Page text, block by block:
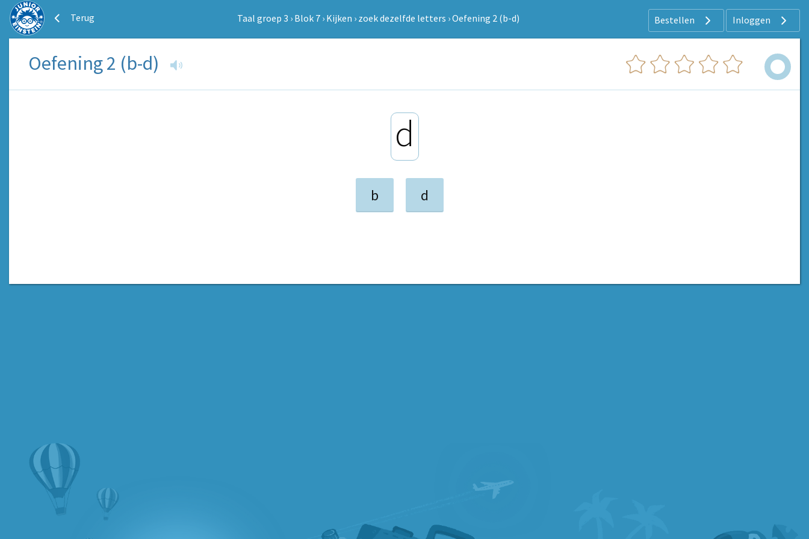
Terug Taal groep 3 › Blok 7 › Kijken › zoek dezelfde letters ›Oefening 2 (b-d) Bestellen Inloggen
Oefening 2 (b-d)
d
b d